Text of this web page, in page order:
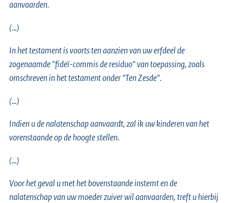
aanvaarden.
(…)
In het testament is voorts ten aanzien van uw erfdeel de
zogenaamde "fideï-commis de residuo" van toepassing, zoals
omschreven in het testament onder "Ten Zesde".
(…)
Indien u de nalatenschap aanvaardt, zal ik uw kinderen van het
vorenstaande op de hoogte stellen.
(…)
Voor het geval u met het bovenstaande instemt en de
nalatenschap van uw moeder zuiver wil aanvaarden, treft u hierbij